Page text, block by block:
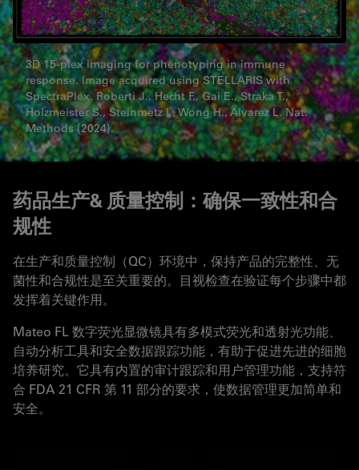
3D 15-plex imaging for phenotyping in immune
response. Image acquired using STELLARIS with
SpectraPlex. Roberti J., Hecht F., Gai E., Straka T.,
Holzmeister S., Steinmetz I., Wong H., Alvarez L. Nat.
Methods (2024).
药品生产& 质量控制：确保一致性和合
规性
在生产和质量控制（QC）环境中，保持产品的完整性、无
菌性和合规性是至关重要的。目视检查在验证每个步骤中都
发挥着关键作用。
Mateo FL 数字荧光显微镜具有多模式荧光和透射光功能、
自动分析工具和安全数据跟踪功能，有助于促进先进的细胞
培养研究。它具有内置的审计跟踪和用户管理功能，支持符
合 FDA 21 CFR 第 11 部分的要求，使数据管理更加简单和
安全。